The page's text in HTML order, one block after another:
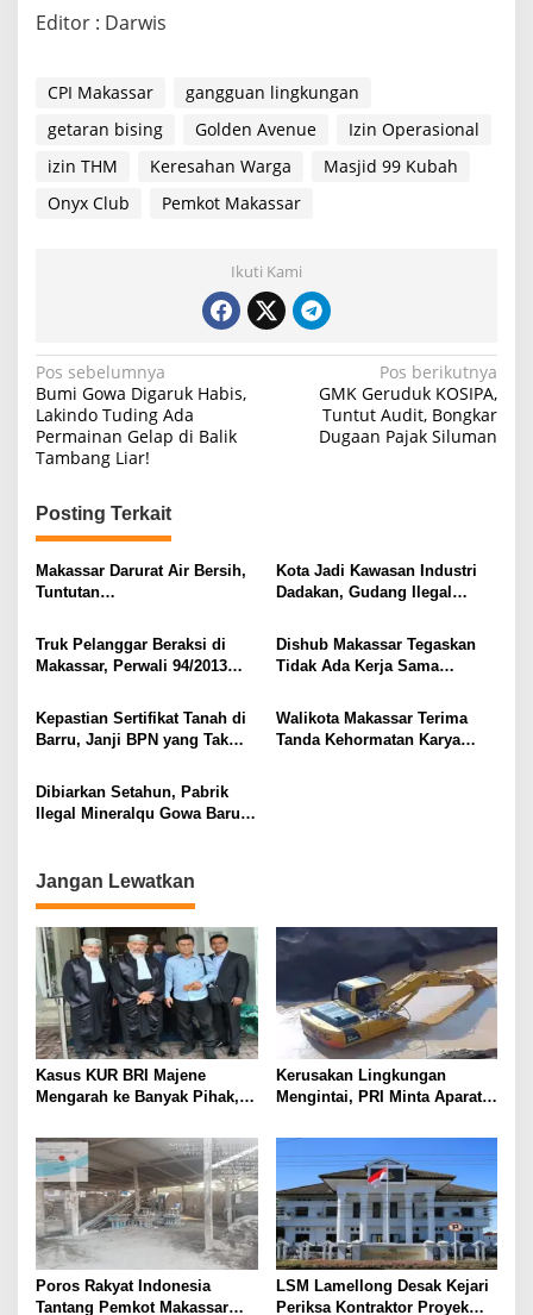
Editor : Darwis
CPI Makassar
gangguan lingkungan
getaran bising
Golden Avenue
Izin Operasional
izin THM
Keresahan Warga
Masjid 99 Kubah
Onyx Club
Pemkot Makassar
Ikuti Kami
N
a
v
g
a
s
p
o
s
Pos sebelumnya
Bumi Gowa Digaruk Habis,
Lakindo Tuding Ada
Permainan Gelap di Balik
Tambang Liar!
Pos berikutnya
GMK Geruduk KOSIPA,
Tuntut Audit, Bongkar
Dugaan Pajak Siluman
Posting Terkait
Makassar Darurat Air Bersih,
Tuntutan
Kursi Wali Kota
Kota Jadi Kawasan Industri
Dadakan, Gudang Ilegal
Truk Pelanggar Beraksi di
Makassar, Perwali 94/2013
Dishub Makassar Tegaskan
Tidak Ada Kerja Sama
Kepastian Sertifikat Tanah di
Barru, Janji BPN yang Tak
Walikota Makassar Terima
Tanda Kehormatan Karya
Dibiarkan Setahun, Pabrik
Ilegal Mineralqu Gowa Baru
Jangan Lewatkan
Kasus KUR BRI Majene
Mengarah ke Banyak Pihak,
Miliar?
Kerusakan Lingkungan
Mengintai, PRI Minta Aparat
Gowa
Poros Rakyat Indonesia
Tantang Pemkot Makassar
LSM Lamellong Desak Kejari
Periksa Kontraktor Proyek